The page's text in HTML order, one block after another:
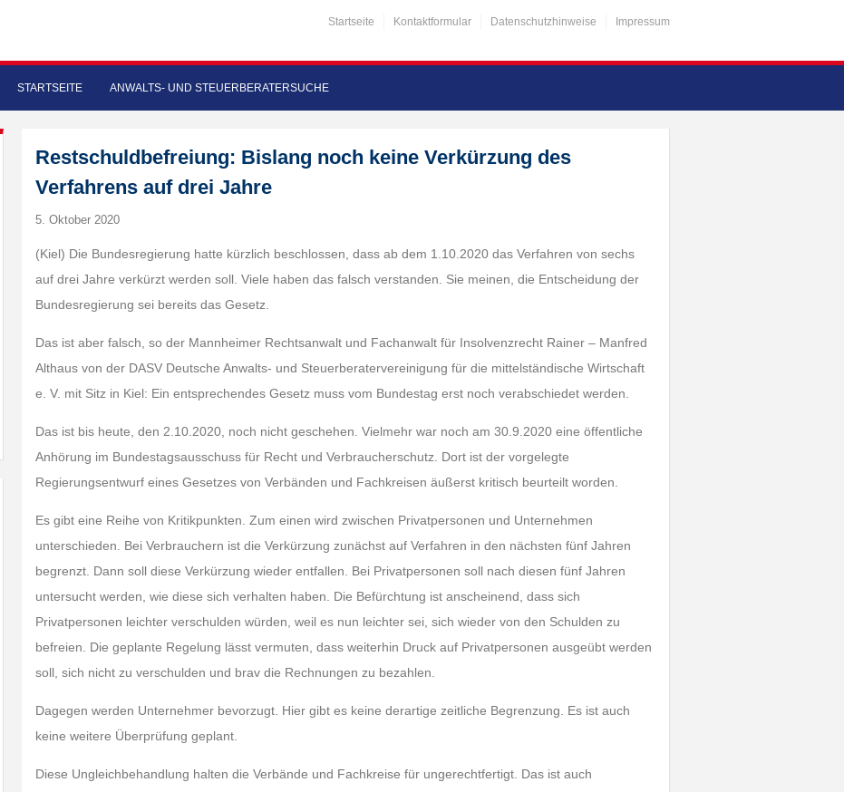
Startseite Kontaktformular Datenschutzhinweise Impressum
STARTSEITE ANWALTS- UND STEUERBERATERSUCHE
Restschuldbefreiung: Bislang noch keine Verkürzung des
Verfahrens auf drei Jahre
5. Oktober 2020
(Kiel) Die Bundesregierung hatte kürzlich beschlossen, dass ab dem 1.10.2020 das Verfahren von sechs
auf drei Jahre verkürzt werden soll. Viele haben das falsch verstanden. Sie meinen, die Entscheidung der
Bundesregierung sei bereits das Gesetz.
Das ist aber falsch, so der Mannheimer Rechtsanwalt und Fachanwalt für Insolvenzrecht Rainer – Manfred
Althaus von der DASV Deutsche Anwalts- und Steuerberatervereinigung für die mittelständische Wirtschaft
e. V. mit Sitz in Kiel: Ein entsprechendes Gesetz muss vom Bundestag erst noch verabschiedet werden.
Das ist bis heute, den 2.10.2020, noch nicht geschehen. Vielmehr war noch am 30.9.2020 eine öffentliche
Anhörung im Bundestagsausschuss für Recht und Verbraucherschutz. Dort ist der vorgelegte
Regierungsentwurf eines Gesetzes von Verbänden und Fachkreisen äußerst kritisch beurteilt worden.
Es gibt eine Reihe von Kritikpunkten. Zum einen wird zwischen Privatpersonen und Unternehmen
unterschieden. Bei Verbrauchern ist die Verkürzung zunächst auf Verfahren in den nächsten fünf Jahren
begrenzt. Dann soll diese Verkürzung wieder entfallen. Bei Privatpersonen soll nach diesen fünf Jahren
untersucht werden, wie diese sich verhalten haben. Die Befürchtung ist anscheinend, dass sich
Privatpersonen leichter verschulden würden, weil es nun leichter sei, sich wieder von den Schulden zu
befreien. Die geplante Regelung lässt vermuten, dass weiterhin Druck auf Privatpersonen ausgeübt werden
soll, sich nicht zu verschulden und brav die Rechnungen zu bezahlen.
Dagegen werden Unternehmer bevorzugt. Hier gibt es keine derartige zeitliche Begrenzung. Es ist auch
keine weitere Überprüfung geplant.
Diese Ungleichbehandlung halten die Verbände und Fachkreise für ungerechtfertigt. Das ist auch